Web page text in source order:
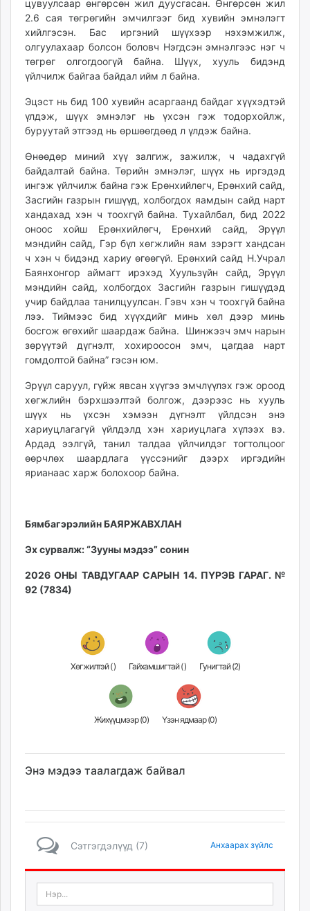
цувуулсаар өнгөрсөн жил дуусгасан. Өнгөрсөн жил
2.6 сая төгрөгийн эмчилгээг бид хувийн эмнэлэгт
хийлгэсэн. Бас иргэний шүүхээр нэхэмжилж,
олгуулахаар болсон боловч Нэгдсэн эмнэлгээс нэг ч
төгрөг олгогдоогүй байна. Шүүх, хууль бидэнд
үйлчилж байгаа байдал ийм л байна.
Эцэст нь бид 100 хувийн асаргаанд байдаг хүүхэдтэй
үлдэж, шүүх эмнэлэг нь үхсэн гэж тодорхойлж,
буруутай этгээд нь өршөөгдөөд л үлдэж байна.
Өнөөдөр миний хүү залгиж, зажилж, ч чадахгүй
байдалтай байна. Төрийн эмнэлэг, шүүх нь иргэдэд
ингэж үйлчилж байна гэж Ерөнхийлөгч, Ерөнхий сайд,
Засгийн газрын гишүүд, холбогдох яамдын сайд нарт
хандахад хэн ч тоохгүй байна. Тухайлбал, бид 2022
оноос хойш Ерөнхийлөгч, Ерөнхий сайд, Эрүүл
мэндийн сайд, Гэр бүл хөгжлийн яам зэрэгт хандсан
ч хэн ч бидэнд хариу өгөөгүй. Ерөнхий сайд Н.Учрал
Баянхонгор аймагт ирэхэд Хуульзүйн сайд, Эрүүл
мэндийн сайд, холбогдох Засгийн газрын гишүүдэд
учир байдлаа танилцуулсан. Гэвч хэн ч тоохгүй байна
лээ. Тиймээс бид хүүхдийг минь хөл дээр минь
босгож өгөхийг шаардаж байна. Шинжээч эмч нарын
зөрүүтэй дүгнэлт, хохироосон эмч, цагдаа нарт
гомдолтой байна” гэсэн юм.
Эрүүл саруул, гүйж явсан хүүгээ эмчлүүлэх гэж ороод
хөгжлийн бэрхшээлтэй болгож, дээрээс нь хууль
шүүх нь үхсэн хэмээн дүгнэлт үйлдсэн энэ
хариуцлагагүй үйлдэлд хэн хариуцлага хүлээх вэ.
Ардад ээлгүй, танил талдаа үйлчилдэг тогтолцоог
өөрчлөх шаардлага үүссэнийг дээрх иргэдийн
ярианаас харж болохоор байна.
Бямбагэрэлийн БАЯРЖАВХЛАН
Эх сурвалж: “Зууны мэдээ” сонин
2026 ОНЫ ТАВДУГААР САРЫН 14. ПҮРЭВ ГАРАГ. №
92 (7834)
Хөгжилтэй () Гайхамшигтай () Гунигтай (2)
Жихүүцмээр (0) Үзэн ядмаар (0)
Энэ мэдээ таалагдаж байвал
Сэтгэгдэлүүд (7) Анхаарах зүйлс